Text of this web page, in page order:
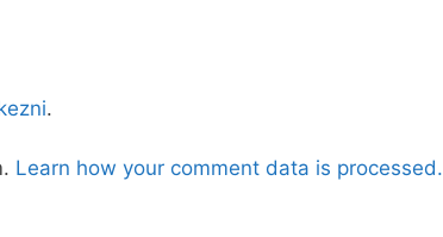
.
Learn how your comment data is processed.